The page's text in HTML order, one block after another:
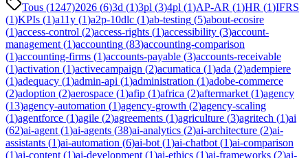
Tous (1247)2026 (6)3d (1)3pl (3)4pl (1)AP-AR (1)HR (1)IFRS
(1)KPIs (1)a11y (1)a2p-10dlc (1)ab-testing (5)about-ecosire
(1)access-control (2)access-rights (1)accessibility (3)account-
management (1)accounting (83)accounting-comparison
(1)accounting-firms (1)accounts-payable (3)accounts-receivable
(1)activation (1)activecampaign (2)acumatica (1)ada (2)adempiere
(1)adequacy (1)admin-api (1)administration (1)adobe-commerce
(2)adoption (2)aerospace (1)afip (1)africa (2)aftermarket (1)agency
(13)agency-automation (1)agency-growth (2)agency-scaling
(1)agentforce (1)agile (2)agreements (1)agriculture (3)agritech (1)ai
(62)ai-agent (1)ai-agents (38)ai-analytics (2)ai-architecture (2)ai-
assistants (1)ai-automation (6)ai-bot (1)ai-chatbot (1)ai-comparison
(1)ai-content (1)ai-development (1)ai-ethics (1)ai-frameworks (2)ai-